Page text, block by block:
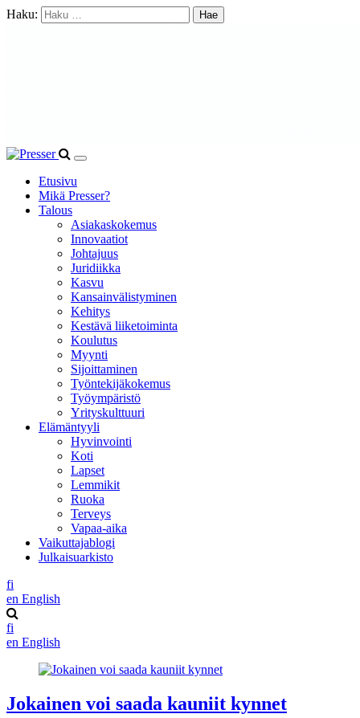
Haku:
Etusivu
Mikä Presser?
Talous
Asiakaskokemus
Innovaatiot
Johtajuus
Juridiikka
Kasvu
Kansainvälistyminen
Kehitys
Kestävä liiketoiminta
Koulutus
Myynti
Sijoittaminen
Työntekijäkokemus
Työympäristö
Yrityskulttuuri
Elämäntyyli
Hyvinvointi
Koti
Lapset
Lemmikit
Ruoka
Terveys
Vapaa-aika
Vaikuttajablogi
Julkaisuarkisto
fi
en English
fi
en English
Jokainen voi saada kauniit kynnet